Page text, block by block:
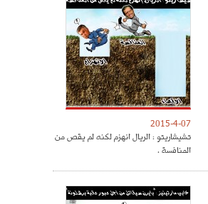
2015-4-07
تشيشاريتو : الريال انهزم لكنه لم يقص من
المنافسة .